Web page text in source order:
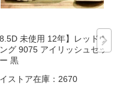
8.5D 未使用 12年】レッドウ
グ 9075 アイリッシュセッ
黒
ストア在庫： 2670